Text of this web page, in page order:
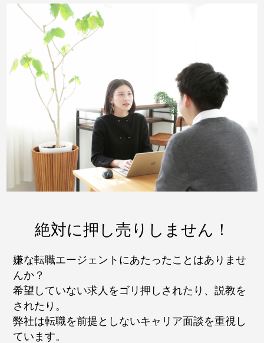
絶対に押し売りしません！
嫌な転職エージェントにあたったことはありませ
んか？
希望していない求人をゴリ押しされたり、説教を
されたり。
弊社は転職を前提としないキャリア面談を重視し
ています。